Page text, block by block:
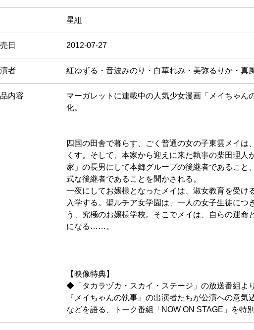
星組
日 2012-07-27
者 紅ゆずる・音波みのり・白華れみ・美弥るりか・真
内容
マーガレットに連載中の人気少女漫画「メイちゃん
化。
四国の田舎で暮らす、ごく普通の女の子東雲メイは
くす。そして、本家から迎えに来た執事の柴田理人
家」の長男にして本郷グループの後継者であること
式な後継者であることを聞かされる。
一夜にしてお嬢様となったメイは、淑女教育を受け
入学する。聖ルチア女学園は、一人の女子生徒につ
う、究極のお嬢様学校。そこでメイは、自らの運命
になる……。
【映像特典】
◆「タカラヅカ・スカイ・ステージ」の放送番組より
『メイちゃんの執事』の出演者たちが公演への意気
などを語る、トーク番組「NOW ON STAGE」を特